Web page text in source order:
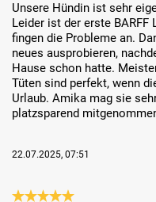
Unsere Hündin ist sehr
Leider ist der erste
fingen die Probleme an.
neues ausprobieren,
Hause schon hatte.
Tüten sind perfekt, wenn
Urlaub. Amika mag sie
platzsparend
22.07.2025, 07:51